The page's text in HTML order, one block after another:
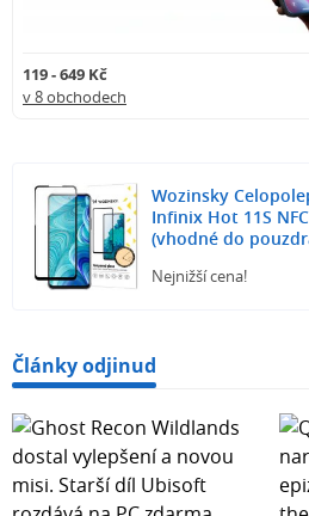
119 - 649 Kč
v 8 obchodech
Wozinsky
Infinix Hot 11S
(vhodné do
Nejnižší cena!
Články odjinud